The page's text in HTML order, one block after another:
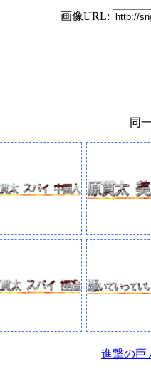
画像URL:
同
進撃の巨